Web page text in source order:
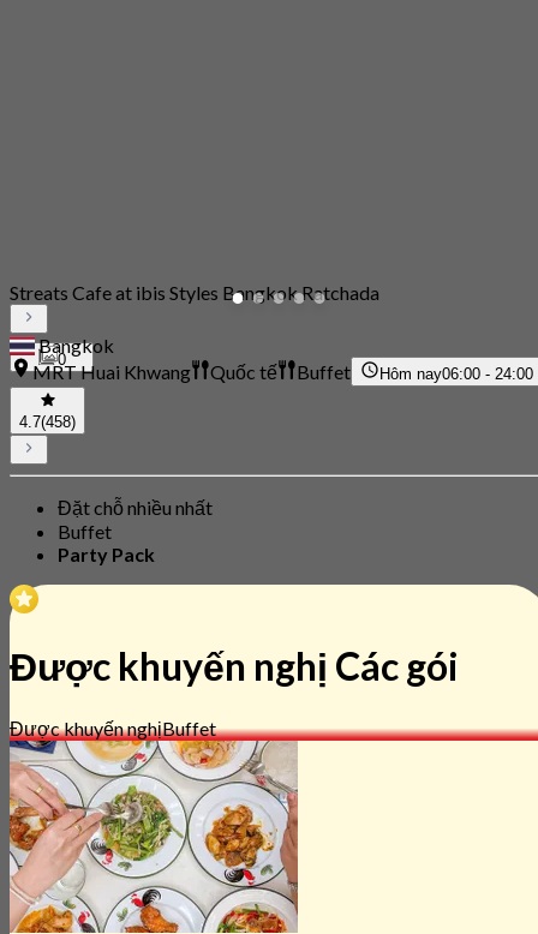
0
Streats Cafe at ibis Styles Bangkok Ratchada
Bangkok
MRT Huai Khwang
Quốc tế Buffet Hôm nay06:00 - 24:00
4.7(458)
Đặt chỗ nhiều nhất
Buffet
Party Pack
Được khuyến nghị Các gói
Được khuyến nghịBuffet